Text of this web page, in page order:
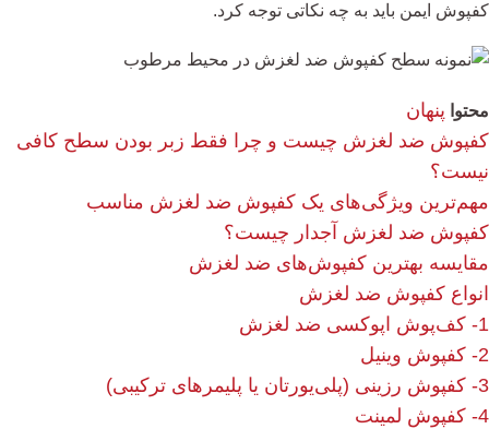
کفپوش ایمن باید به چه نکاتی توجه کرد.
محتوا پنهان
کفپوش ضد لغزش چیست و چرا فقط زبر بودن سطح کافی
نیست؟
مهم‌ترین ویژگی‌های یک کفپوش ضد لغزش مناسب
کفپوش ضد لغزش آجدار چیست؟
مقایسه بهترین کفپوش‌های ضد لغزش
انواع کفپوش ضد لغزش
1- کف‌پوش اپوکسی ضد لغزش
2- کفپوش وینیل
3- کفپوش رزینی (پلی‌یورتان یا پلیمرهای ترکیبی)
4- کفپوش لمینت